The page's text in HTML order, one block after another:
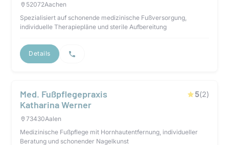
52072Aachen
Spezialisiert auf schonende medizinische Fußversorgung,
individuelle Therapiepläne und sterile Aufbereitung
Details
Med. Fußpflegepraxis
Katharina Werner
5(2)
73430Aalen
Medizinische Fußpflege mit Hornhautentfernung, individueller
Beratung und schonender Nagelkunst